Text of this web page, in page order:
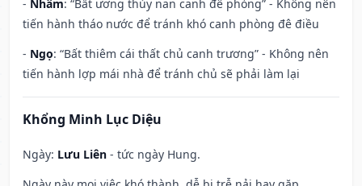
- Nhâm: “Bất ương thủy nan canh đê phòng” - Không nên
tiến hành tháo nước để tránh khó canh phòng đê điều
- Ngọ: “Bất thiêm cái thất chủ canh trương” - Không nên
tiến hành lợp mái nhà để tránh chủ sẽ phải làm lại
Khổng Minh Lục Diệu
Ngày: Lưu Liên - tức ngày Hung.